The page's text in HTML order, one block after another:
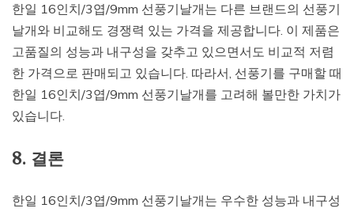
한일 16인치/3엽/9mm 선풍기날개는 다른 브랜드의 선풍기
날개와 비교해도 경쟁력 있는 가격을 제공합니다. 이 제품은
고품질의 성능과 내구성을 갖추고 있으면서도 비교적 저렴
한 가격으로 판매되고 있습니다. 따라서, 선풍기를 구매할 때
한일 16인치/3엽/9mm 선풍기날개를 고려해 볼만한 가치가
있습니다.
8. 결론
한일 16인치/3엽/9mm 선풍기날개는 우수한 성능과 내구성